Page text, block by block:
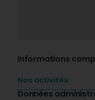
Informations
Nos activités
Données